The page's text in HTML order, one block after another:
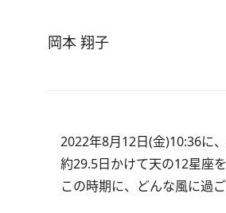
岡本 翔子
2022年8月12日(金)10:36に、
約29.5日かけて天の12星座
この時期に、どんな風に過